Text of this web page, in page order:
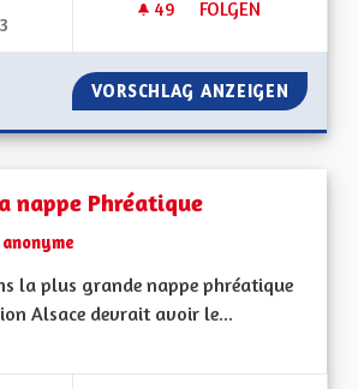
49 49 FOLLOWER
FOLGEN
GESTION DES
VORSCHLAG ANZEIGEN
nappe Phréatique
la plus grande nappe phréatique
Alsace devrait avoir le...